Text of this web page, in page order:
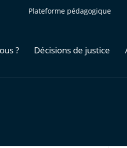
Plateforme pédagogique
? Décisions de justice